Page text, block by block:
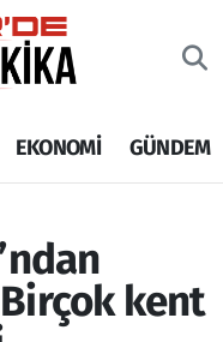
EKONOMİ GÜNDEM
Birçok kent